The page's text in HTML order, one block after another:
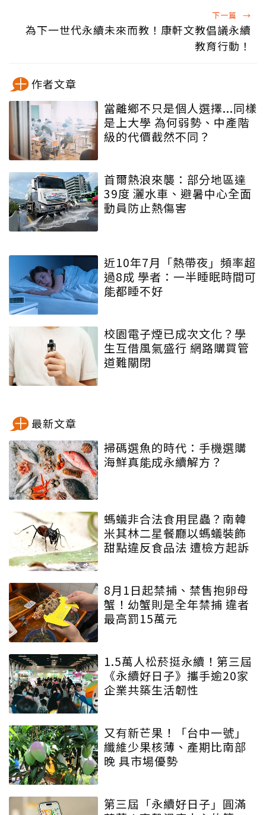
下一篇 →
為下一世代永續未來而教！康軒文教倡議永續
教育行動！
作者文章
當離鄉不只是個人選擇...同樣
是上大學 為何弱勢、中產階
級的代價截然不同？
首爾熱浪來襲：部分地區達
39度 灑水車、避暑中心全面
動員防止熱傷害
近10年7月「熱帶夜」頻率超
過8成 學者：一半睡眠時間可
能都睡不好
校園電子煙已成次文化？學
生互借風氣盛行 網路購買管
道難關閉
最新文章
掃碼選魚的時代：手機選購
海鮮真能成永續解方？
螞蟻非合法食用昆蟲？南韓
米其林二星餐廳以螞蟻裝飾
甜點違反食品法 遭檢方起訴
8月1日起禁捕、禁售抱卵母
蟹！幼蟹則是全年禁捕 違者
最高罰15萬元
1.5萬人松菸挺永續！第三屆
《永續好日子》攜手逾20家
企業共築生活韌性
又有新芒果！「台中一號」
纖維少果核薄、產期比南部
晚 具市場優勢
第三屆「永續好日子」圓滿